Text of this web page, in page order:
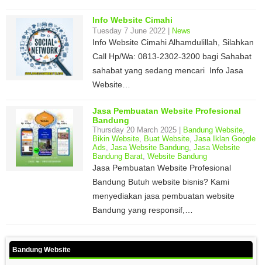
Info Website Cimahi
Tuesday 7 June 2022 | News
Info Website Cimahi Alhamdulillah, Silahkan
Call Hp/Wa: 0813-2302-3200 bagi Sahabat
sahabat yang sedang mencari Info Jasa
Website…
Jasa Pembuatan Website Profesional
Bandung
Thursday 20 March 2025 | Bandung Website,
Bikin Website, Buat Website, Jasa Iklan Google
Ads, Jasa Website Bandung, Jasa Website
Bandung Barat, Website Bandung
Jasa Pembuatan Website Profesional
Bandung Butuh website bisnis? Kami
menyediakan jasa pembuatan website
Bandung yang responsif,…
Bandung Website